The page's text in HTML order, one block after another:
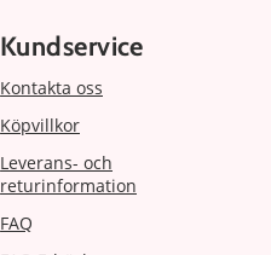
Kundservice
Kontakta oss
Köpvillkor
Leverans- och
returinformation
FAQ